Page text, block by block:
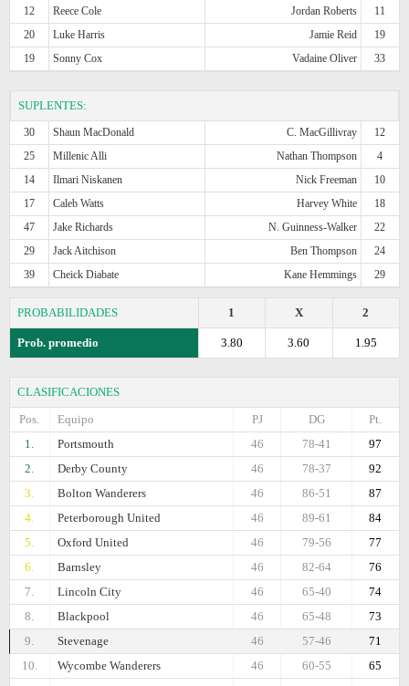
12
Reece Cole Jordan Roberts
11
20
Luke Harris Jamie Reid
19
19
Sonny Cox Vadaine Oliver 33
SUPLENTES:
30 Shaun MacDonald C. MacGillivray
12
25
Millenic Alli Nathan Thompson
4
14
Ilmari Niskanen Nick Freeman
10
17
Caleb Watts Harvey White
18
47
Jake Richards N. Guinness-Walker
22
29
Jack Aitchison Ben Thompson
24
39
Cheick Diabate Kane Hemmings 29
PROBABILIDADES 2
X
1
Prob. promedio 1.95
3.60
3.80
CLASIFICACIONES
Pos.
Equipo Pt.
DG
PJ
1.
Portsmouth 97
78-41
46
2.
Derby County 92
78-37
46
3.
Bolton Wanderers 87
86-51
46
4.
Peterborough United 84
89-61
46
5.
Oxford United 77
79-56
46
6.
Barnsley 76
82-64
46
7.
Lincoln City 74
65-40
46
8.
Blackpool 73
65-48
46
9.
Stevenage 71
57-46
46
10.
Wycombe Wanderers 65
60-55
46